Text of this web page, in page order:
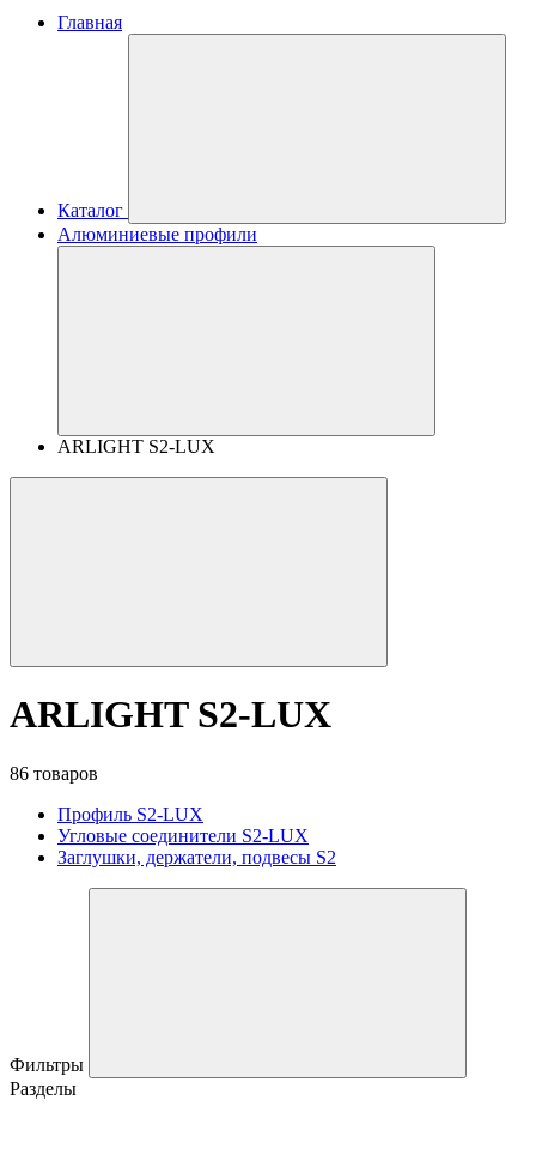
Главная
Каталог
Алюминиевые профили
ARLIGHT S2-LUX
ARLIGHT S2-LUX
86 товаров
Профиль S2-LUX
Угловые соединители S2-LUX
Заглушки, держатели, подвесы S2
Фильтры
Разделы